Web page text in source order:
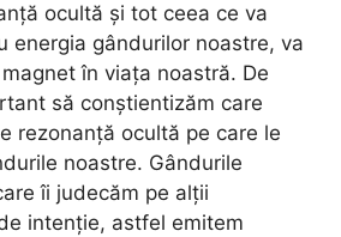
ocultă și tot ceea ce va
energia gândurilor noastre, va
în viața noastră. De
să conștientizăm care
rezonanță ocultă pe care le
noastre. Gândurile
îi judecăm pe alții
intenție, astfel emitem